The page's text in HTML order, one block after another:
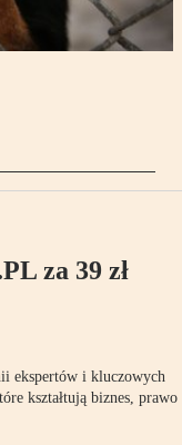
za 39 zł
ekspertów i kluczowych
kształtują biznes, prawo